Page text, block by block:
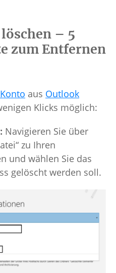
– 5
zum Entfernen
aus Outlook
Klicks möglich:
Navigieren Sie über
zu Ihren
und wählen Sie das
gelöscht werden soll.